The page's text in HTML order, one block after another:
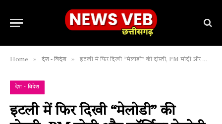
Home » देश - विदेश » इटली में फिर दिखी “मेलोडी” की दोस्ती, PM मोदी और जॉर्जिया मेलोनी की मुलाकात हुई वायरल
देश - विदेश
इटली में फिर दिखी “मेलोडी” की